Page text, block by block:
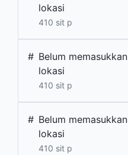
lokasi
410 sit p
# Belum memasukkan
lokasi
410 sit p
# Belum memasukkan
lokasi
410 sit p